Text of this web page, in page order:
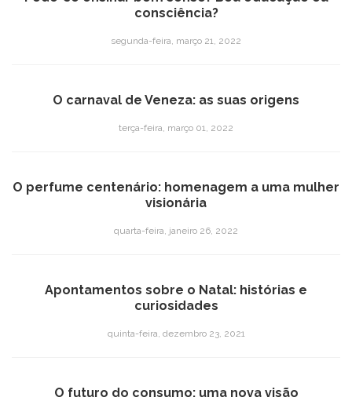
consciência?
segunda-feira, março 21, 2022
O carnaval de Veneza: as suas origens
terça-feira, março 01, 2022
O perfume centenário: homenagem a uma mulher
visionária
quarta-feira, janeiro 26, 2022
Apontamentos sobre o Natal: histórias e
curiosidades
quinta-feira, dezembro 23, 2021
O futuro do consumo: uma nova visão